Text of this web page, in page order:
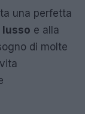
una perfetta
lusso e alla
di molte